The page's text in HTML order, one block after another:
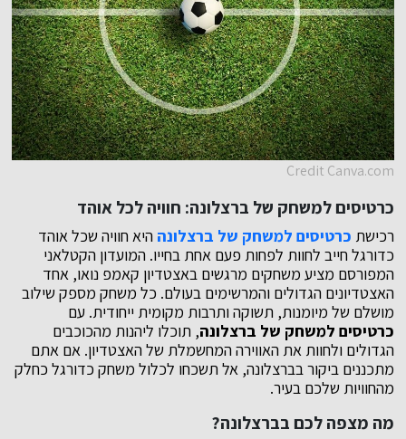
Credit Canva.com
כרטיסים למשחק של ברצלונה: חוויה לכל אוהד
רכישת כרטיסים למשחק של ברצלונה היא חוויה שכל אוהד
כדורגל חייב לחוות לפחות פעם אחת בחייו. המועדון הקטלאני
המפורסם מציע משחקים מרגשים באצטדיון קאמפ נואו, אחד
האצטדיונים הגדולים והמרשימים בעולם. כל משחק מספק שילוב
מושלם של מיומנות, תשוקה ותרבות מקומית ייחודית. עם
כרטיסים למשחק של ברצלונה, תוכלו ליהנות מהכוכבים
הגדולים ולחוות את האווירה המחשמלת של האצטדיון. אם אתם
מתכננים ביקור בברצלונה, אל תשכחו לכלול משחק כדורגל כחלק
מהחוויות שלכם בעיר.
מה מצפה לכם בברצלונה?